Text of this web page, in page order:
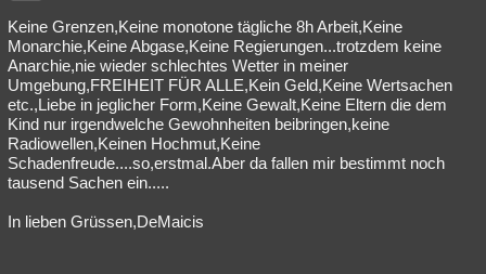
Keine Grenzen,Keine monotone tägliche 8h Arbeit,Keine
Monarchie,Keine Abgase,Keine Regierungen...trotzdem keine
Anarchie,nie wieder schlechtes Wetter in meiner
Umgebung,FREIHEIT FÜR ALLE,Kein Geld,Keine Wertsachen
etc.,Liebe in jeglicher Form,Keine Gewalt,Keine Eltern die dem
Kind nur irgendwelche Gewohnheiten beibringen,keine
Radiowellen,Keinen Hochmut,Keine
Schadenfreude....so,erstmal.Aber da fallen mir bestimmt noch
tausend Sachen ein.....
In lieben Grüssen,DeMaicis